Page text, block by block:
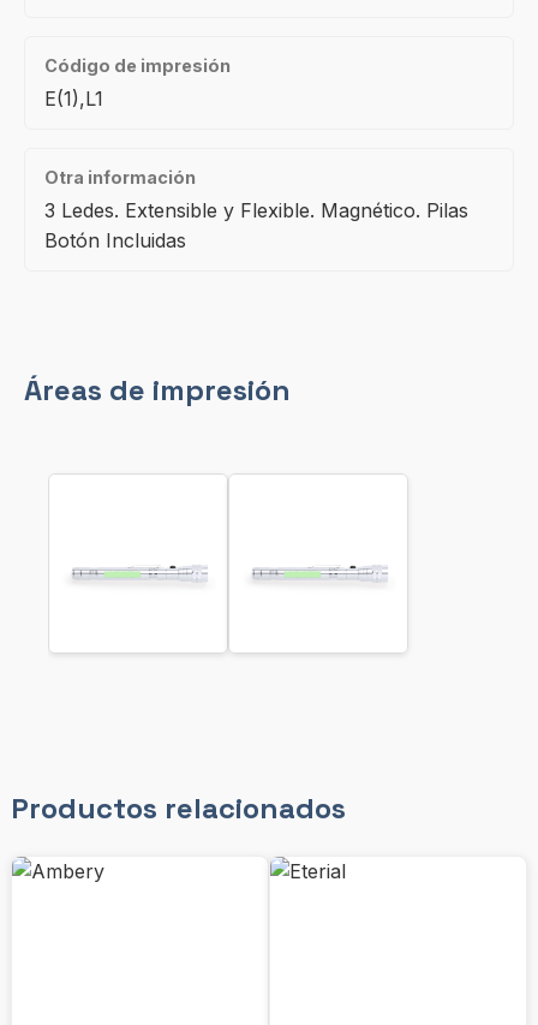
Código de impresión
E(1),L1
Otra información
3 Ledes. Extensible y Flexible. Magnético. Pilas
Botón Incluidas
Áreas de impresión
Productos relacionados